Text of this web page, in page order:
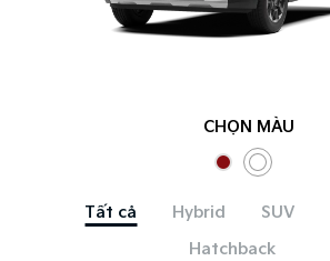
CHỌN MÀU
Tất cả Hybrid SUV
Hatchback